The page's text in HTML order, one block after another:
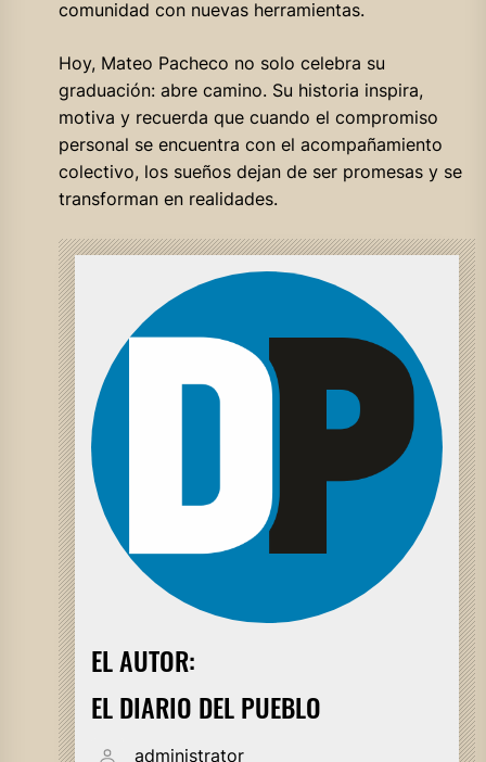
comunidad con nuevas herramientas.
Hoy, Mateo Pacheco no solo celebra su
graduación: abre camino. Su historia inspira,
motiva y recuerda que cuando el compromiso
personal se encuentra con el acompañamiento
colectivo, los sueños dejan de ser promesas y se
transforman en realidades.
EL AUTOR:
EL DIARIO DEL PUEBLO
administrator